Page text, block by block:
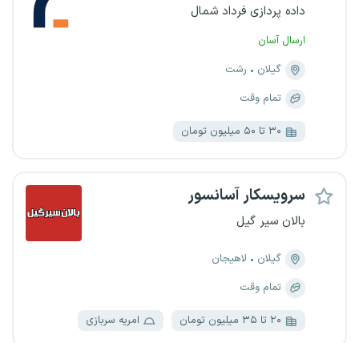
داده پردازی فرداد شمال
ارسال آسان
گیلان
رشت
تمام وقت
۳۰ تا ۵۰ میلیون تومان
سرویسکار آسانسور
بالان سیر گیل
گیلان
لاهیجان
تمام وقت
۲۰ تا ۳۵ میلیون تومان امریه سربازی